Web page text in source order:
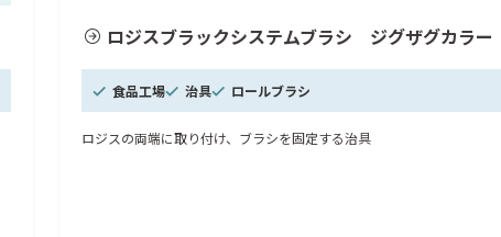
ロジスブラックシステムブラシ ジグザグカラー
食品工場 治具 ロールブラシ
ロジスの両端に取り付け、ブラシを固定する治具